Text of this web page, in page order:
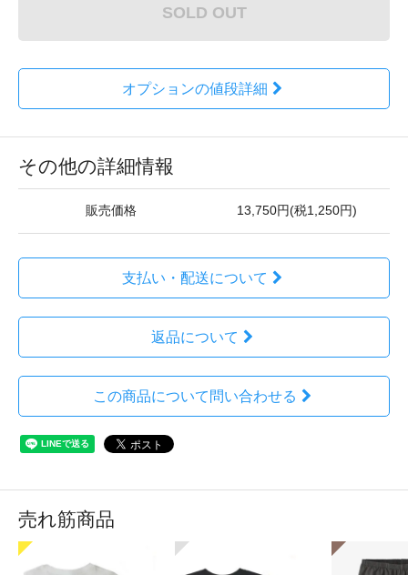
SOLD OUT
オプションの値段詳細
その他の詳細情報
販売価格 13,750円(税1,250円)
支払い・配送について
返品について
この商品について問い合わせる
売れ筋商品